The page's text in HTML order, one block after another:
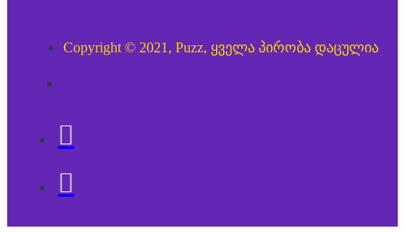
Copyright © 2021, Puzz, ყველა პირობა დაცულია